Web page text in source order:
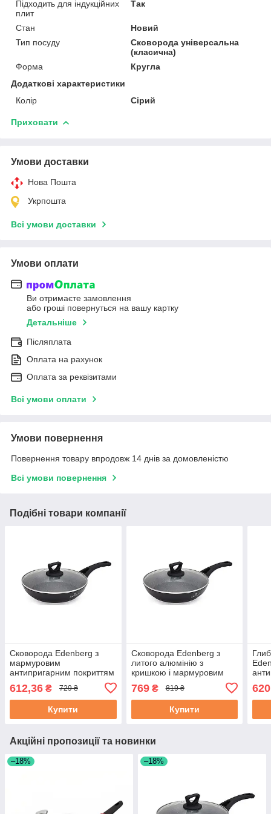
Підходить для індукційних
плит
Так
Стан
Новий
Тип посуду
Сковорода універсальна
(класична)
Форма
Кругла
Додаткові характеристики
Колір
Сірий
Приховати
Умови доставки
Нова Пошта
Укрпошта
Всі умови доставки
Умови оплати
Ви отримаєте замовлення
або гроші повернуться на вашу картку
Детальніше
Післяплата
Оплата на рахунок
Оплата за реквізитами
Всі умови оплати
Умови повернення
Повернення товару впродовж 14 днів за домовленістю
Всі умови повернення
Подібні товари компанії
Сковорода Edenberg з
мармуровим
антипригарним покриттям
і кришкою 24 см (EB-7454)
612,36 ₴ 729 ₴
Купити
Сковорода Edenberg з
литого алюмінію з
кришкою і мармуровим
антипригарним покриттям
28 см (EB-7456)
769₴ 819 ₴
Купити
620
Акційні пропозиції та новинки
–18% –18%